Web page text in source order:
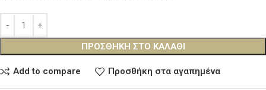
ΠΡΟΣΘΉΚΗ ΣΤΟ ΚΑΛΆΘΙ
Add to compare Προσθήκη στα αγαπημένα